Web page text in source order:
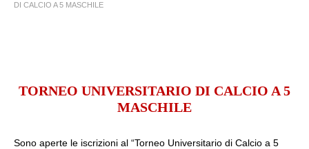
DI CALCIO A 5 MASCHILE
TORNEO UNIVERSITARIO DI CALCIO A 5
MASCHILE
Sono aperte le iscrizioni al “Torneo Universitario di Calcio a 5